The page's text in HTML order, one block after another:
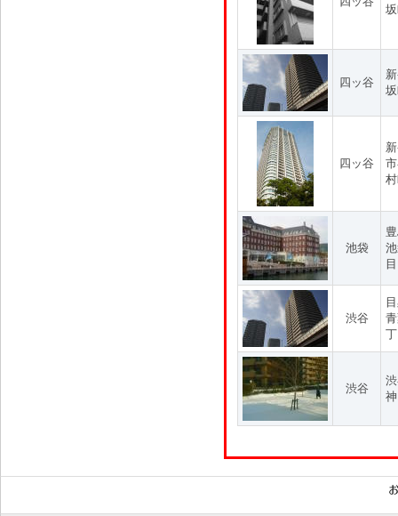
四ッ谷
四ッ谷
池袋
渋谷
渋谷